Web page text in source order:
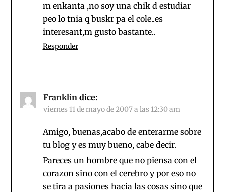
m enkanta ,no soy una chik d estudiar
peo lo tnia q buskr pa el cole..es
interesant,m gusto bastante..
Responder
Franklin dice:
viernes 11 de mayo de 2007 a las 12:30 am
Amigo, buenas,acabo de enterarme sobre
tu blog y es muy bueno, cabe decir.
Pareces un hombre que no piensa con el
corazon sino con el cerebro y por eso no
se tira a pasiones hacia las cosas sino que